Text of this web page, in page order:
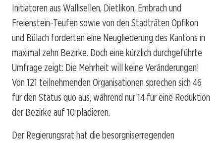
Initiatoren aus Wallisellen, Dietlikon, Embrach und
Freienstein-Teufen sowie von den Stadträten Opfikon
und Bülach forderten eine Neugliederung des Kantons in
maximal zehn Bezirke. Doch eine kürzlich durchgeführte
Umfrage zeigt: Die Mehrheit will keine Veränderungen!
Von 121 teilnehmenden Organisationen sprechen sich 46
für den Status quo aus, während nur 14 für eine Reduktion
der Bezirke auf 10 plädieren.
Der Regierungsrat hat die besorgniserregenden